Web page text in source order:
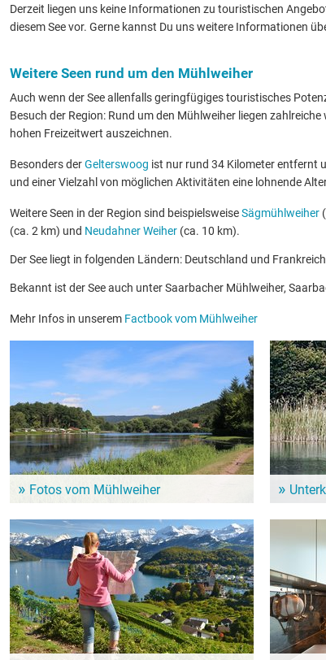
Derzeit liegen uns keine Informationen zu touristischen
diesem See vor. Gerne kannst Du uns weitere Informationen
Weitere Seen rund um den Mühlweiher
Auch wenn der See allenfalls geringfügiges touristisches
Besuch der Region: Rund um den Mühlweiher liegen zahlreiche
hohen Freizeitwert auszeichnen.
Besonders derGelterswoog ist nur rund 34 Kilometer entfernt
und einer Vielzahl von möglichen Aktivitäten eine lohnende
Weitere Seen in der Region sind beispielsweiseSägmühlweiher
(ca. 2 km) und Neudahner Weiher (ca. 10 km).
Der See liegt in folgenden Ländern: Deutschland und
Bekannt ist der See auch unter Saarbacher Mühlweiher,
Mehr Infos in unserem Factbook vom Mühlweiher
Fotos vom Mühlweiher
Bildergalerie zeigt sich das Mühlweiher von seiner
schönsten Seite.
Nähe